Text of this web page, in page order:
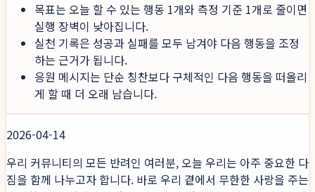
목표는 오늘 할 수 있는 행동 1개와 측정 기준 1개로 줄이면
실행 장벽이 낮아집니다.
실천 기록은 성공과 실패를 모두 남겨야 다음 행동을 조정
하는 근거가 됩니다.
응원 메시지는 단순 칭찬보다 구체적인 다음 행동을 떠올리
게 할 때 더 오래 남습니다.
2026-04-14
우리 커뮤니티의 모든 반려인 여러분, 오늘 우리는 아주 중요한 다
짐을 함께 나누고자 합니다. 바로 우리 곁에서 무한한 사랑을 주는